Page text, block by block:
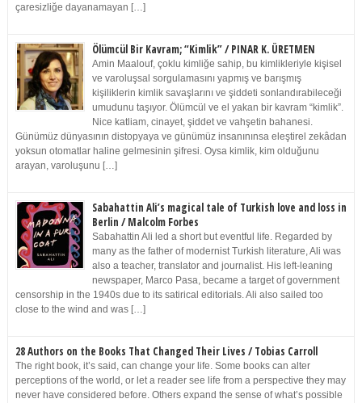
çaresizliğe dayanamayan […]
Ölümcül Bir Kavram; “Kimlik” / PINAR K. ÜRETMEN
Amin Maalouf, çoklu kimliğe sahip, bu kimlikleriyle kişisel
ve varoluşsal sorgulamasını yapmış ve barışmış
kişiliklerin kimlik savaşlarını ve şiddeti sonlandırabileceği
umudunu taşıyor. Ölümcül ve el yakan bir kavram “kimlik”.
Nice katliam, cinayet, şiddet ve vahşetin bahanesi.
Günümüz dünyasının distopyaya ve günümüz insanınınsa eleştirel zekâdan
yoksun otomatlar haline gelmesinin şifresi. Oysa kimlik, kim olduğunu
arayan, varoluşunu […]
Sabahattin Ali’s magical tale of Turkish love and loss in
Berlin / Malcolm Forbes
Sabahattin Ali led a short but eventful life. Regarded by
many as the father of modernist Turkish literature, Ali was
also a teacher, translator and journalist. His left-leaning
newspaper, Marco Pasa, became a target of government
censorship in the 1940s due to its satirical editorials. Ali also sailed too
close to the wind and was […]
28 Authors on the Books That Changed Their Lives / Tobias Carroll
The right book, it’s said, can change your life. Some books can alter
perceptions of the world, or let a reader see life from a perspective they may
never have considered before. Others expand the sense of what’s possible